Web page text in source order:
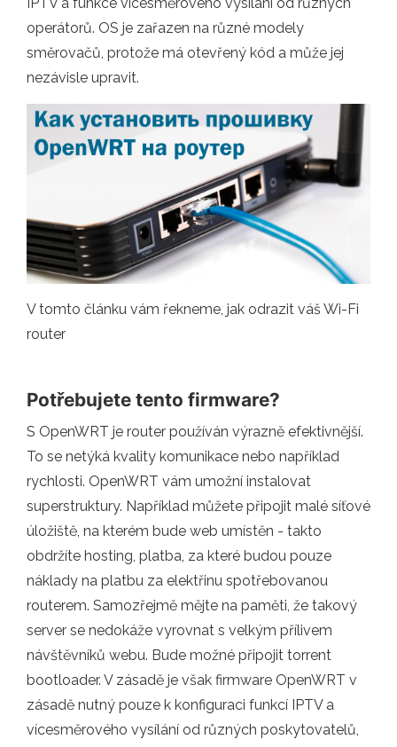
operátorů. OS je zařazen na různé modely
směrovačů, protože má otevřený kód a může jej
nezávisle upravit.
V tomto článku vám řekneme, jak odrazit váš Wi-Fi
router
Potřebujete tento firmware?
S OpenWRT je router používán výrazně efektivnější.
To se netýká kvality komunikace nebo například
rychlosti. OpenWRT vám umožní instalovat
superstruktury. Například můžete připojit malé síťové
úložiště, na kterém bude web umístěn - takto
obdržíte hosting, platba, za které budou pouze
náklady na platbu za elektřinu spotřebovanou
routerem. Samozřejmě mějte na paměti, že takový
server se nedokáže vyrovnat s velkým přílivem
návštěvníků webu. Bude možné připojit torrent
bootloader. V zásadě je však firmware OpenWRT v
zásadě nutný pouze k konfiguraci funkcí IPTV a
vícesměrového vysílání od různých poskytovatelů,